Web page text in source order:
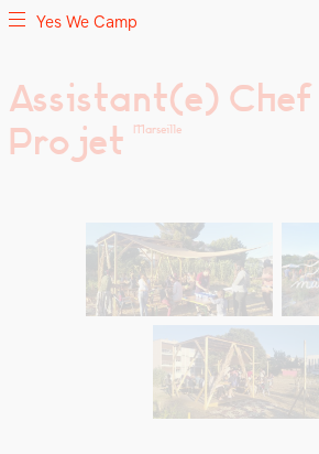
Skip
to
content
Yes We Camp
Utilisation inventive des espaces disponibles
Assistant(e) Chef
Projet
Marseille
Yes We Camp